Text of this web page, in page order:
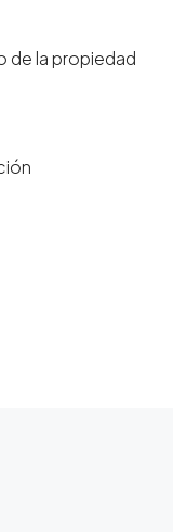
de la propiedad